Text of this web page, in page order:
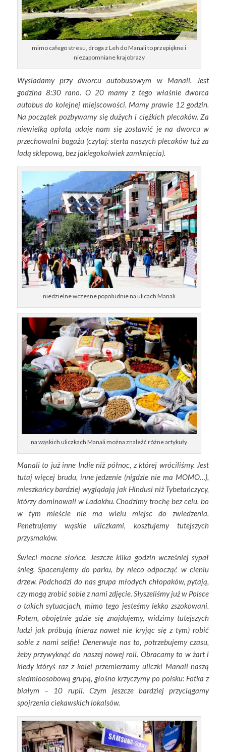
mimo całego stresu, droga z Leh do Manali to przepiękne i
niezapomniane krajobrazy
Wysiadamy przy dworcu autobusowym w Manali. Jest
godzina 8:30 rano. O 20 mamy z tego właśnie dworca
autobus do kolejnej miejscowości. Mamy prawie 12 godzin.
Na początek pozbywamy się dużych i ciężkich plecaków. Za
niewielką opłatą udaje nam się zostawić je na dworcu w
przechowalni bagażu (czytaj: sterta naszych plecaków tuż za
ladą sklepową, bez jakiegokolwiek zamknięcia).
niedzielne wczesne popołudnie na ulicach Manali
na wąskich uliczkach Manali można znaleźć różne artykuły
Manali to już inne Indie niż północ, z której wróciliśmy. Jest
tutaj więcej brudu, inne jedzenie (nigdzie nie ma MOMO…),
mieszkańcy bardziej wyglądają jak Hindusi niż Tybetańczycy,
którzy dominowali w Ladakhu. Chodzimy trochę bez celu, bo
w tym mieście nie ma wielu miejsc do zwiedzenia.
Penetrujemy wąskie uliczkami, kosztujemy tutejszych
przysmaków.
Świeci mocne słońce. Jeszcze kilka godzin wcześniej sypał
śnieg. Spacerujemy do parku, by nieco odpocząć w cieniu
drzew. Podchodzi do nas grupa młodych chłopaków, pytają,
czy mogą zrobić sobie z nami zdjęcie. Słyszeliśmy już w Polsce
o takich sytuacjach, mimo tego jesteśmy lekko zszokowani.
Potem, obojętnie gdzie się znajdujemy, widzimy tutejszych
ludzi jak próbują (nieraz nawet nie kryjąc się z tym) robić
sobie z nami selfie! Denerwuje nas to, potrzebujemy czasu,
żeby przywyknąć do naszej nowej roli. Obracamy to w żart i
kiedy któryś raz z kolei przemierzamy uliczki Manali naszą
siedmioosobową grupą, głośno krzyczymy po polsku: Fotka z
białym – 10 rupii. Czym jeszcze bardziej przyciągamy
spojrzenia ciekawskich lokalsów.